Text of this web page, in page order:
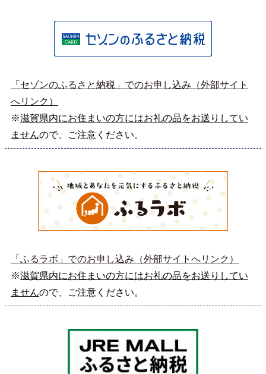
「セゾンのふるさと納税」でのお申し込み（外部サイト
へリンク）
※滋賀県内にお住まいの方にはお礼の品をお送りしてい
ませんので、ご注意ください。
「ふるラボ」でのお申し込み（外部サイトへリンク）
※滋賀県内にお住まいの方にはお礼の品をお送りしてい
ませんので、ご注意ください。